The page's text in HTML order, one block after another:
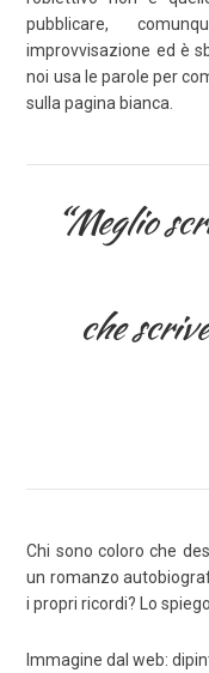
pubblicare,
improvvisazione ed è
noi usa le parole per
sulla pagina bianca.
“Meglio
che
Chi sono coloro che
un romanzo
i propri ricordi? Lo
Immagine dal web: